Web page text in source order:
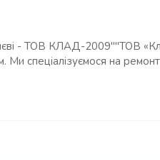
- ТОВ КЛАД-2009""ТОВ
Ми спеціалізуємося на